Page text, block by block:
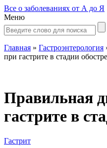
Все о заболеваниях от А до Я
Меню
Главная » Гастроэнтерология
при гастрите в стадии
Правильная
гастрите в
Гастрит